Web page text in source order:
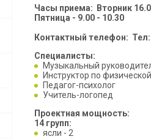
Часы приема:
Вторник
Пятница - 9.00 - 10.30
Контактный телефон:
Специалисты:
Музыкальный
Инструктор по
Педагог-психолог
Учитель-логопед
Проектная мощность:
14 групп:
ясли - 2